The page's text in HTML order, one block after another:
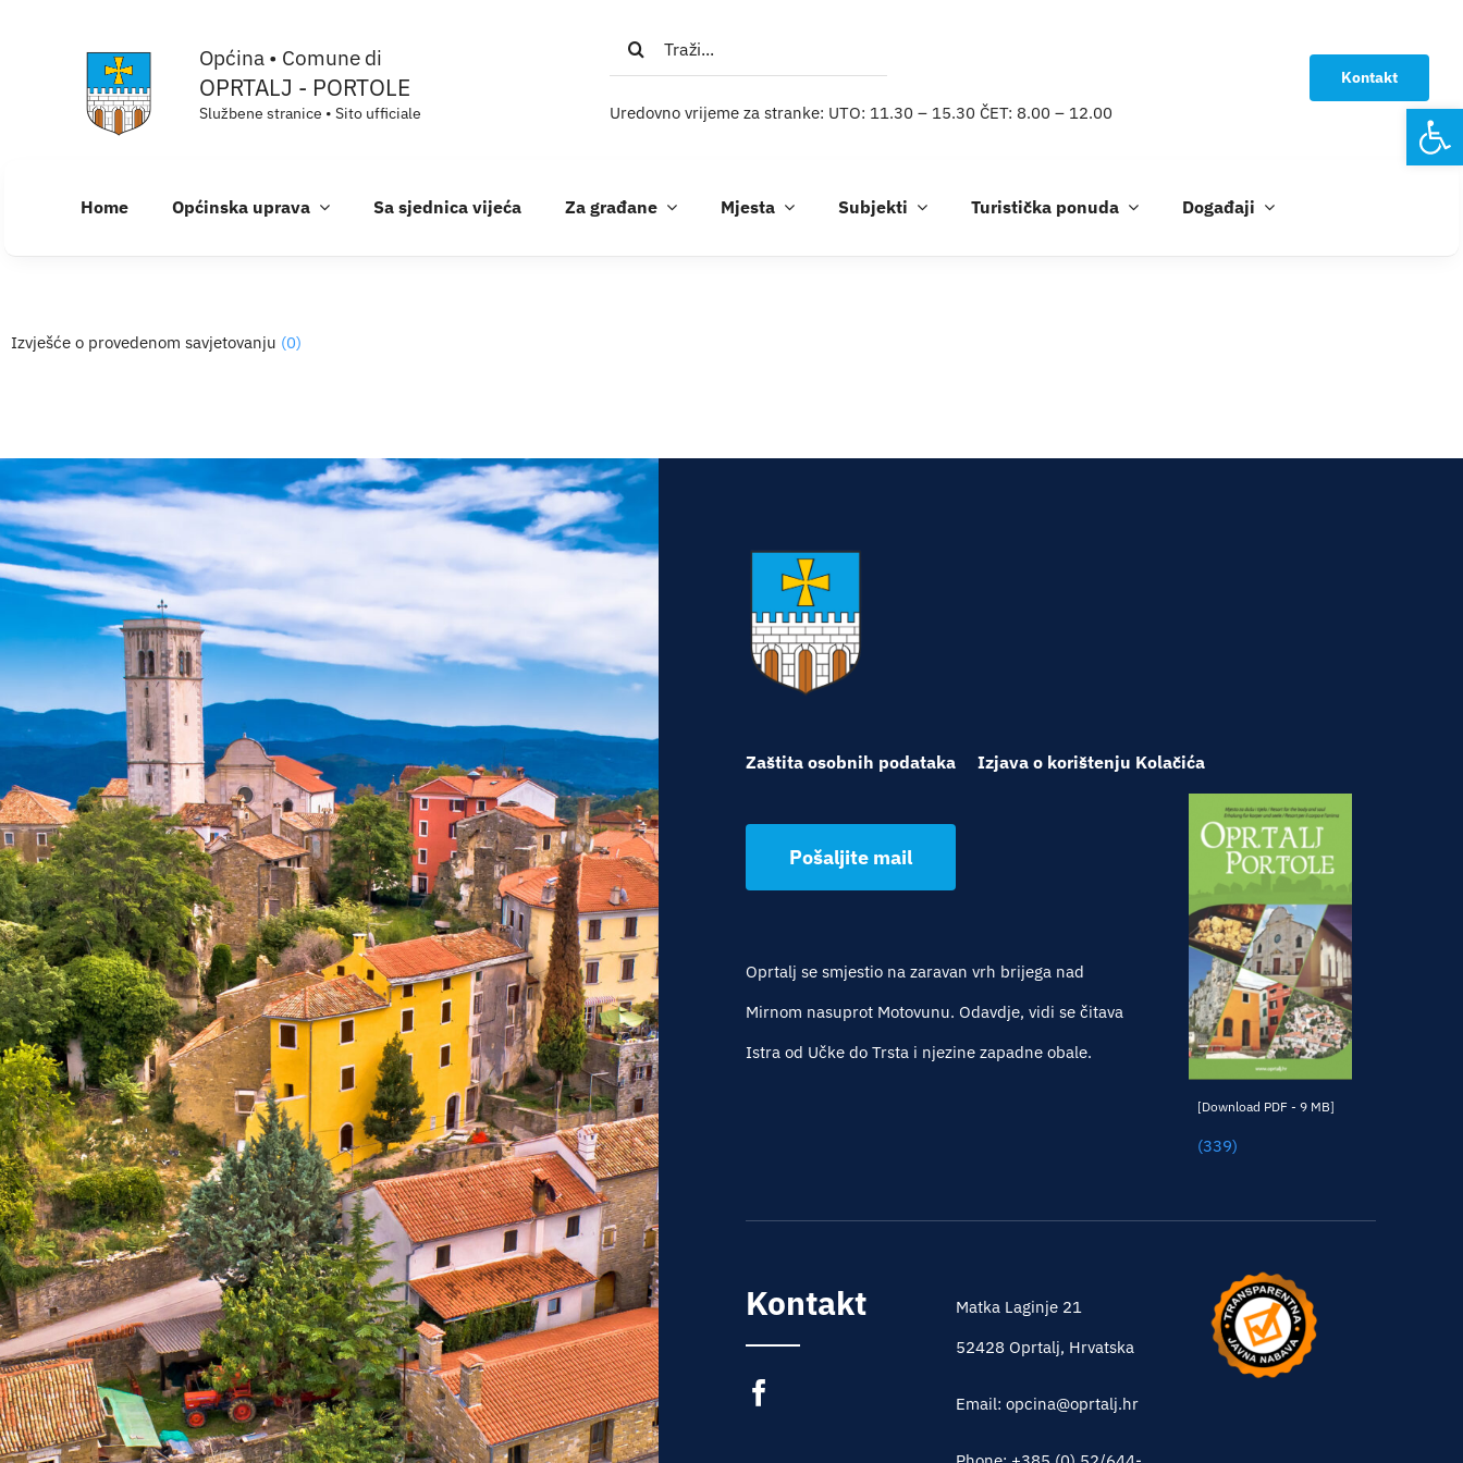
Općina • Comune di
OPRTALJ - PORTOLE
Službene stranice • Sito ufficiale
Traži...
Uredovno vrijeme za stranke: UTO: 11.30 – 15.30 ČET: 8.00 – 12.00
Kontakt
Home Općinska uprava Sa sjednica vijeća Za građane Mjesta Subjekti Turistička ponuda Događaji
Izvješće o provedenom savjetovanju (0)
Zaštita osobnih podataka Izjava o korištenju Kolačića
Pošaljite mail
Oprtalj se smjestio na zaravan vrh brijega nad
Mirnom nasuprot Motovunu. Odavdje, vidi se čitava
Istra od Učke do Trsta i njezine zapadne obale.
[Download PDF - 9 MB]
(339)
Kontakt
Matka Laginje 21
52428 Oprtalj, Hrvatska
Email: opcina@oprtalj.hr